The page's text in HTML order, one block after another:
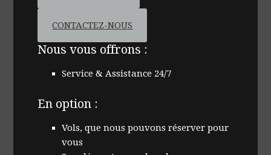
CONTACTEZ-NOUS
Nous vous offrons :
Service & Assistance 24/7
En option :
Vols, que nous pouvons réserver pour
vous